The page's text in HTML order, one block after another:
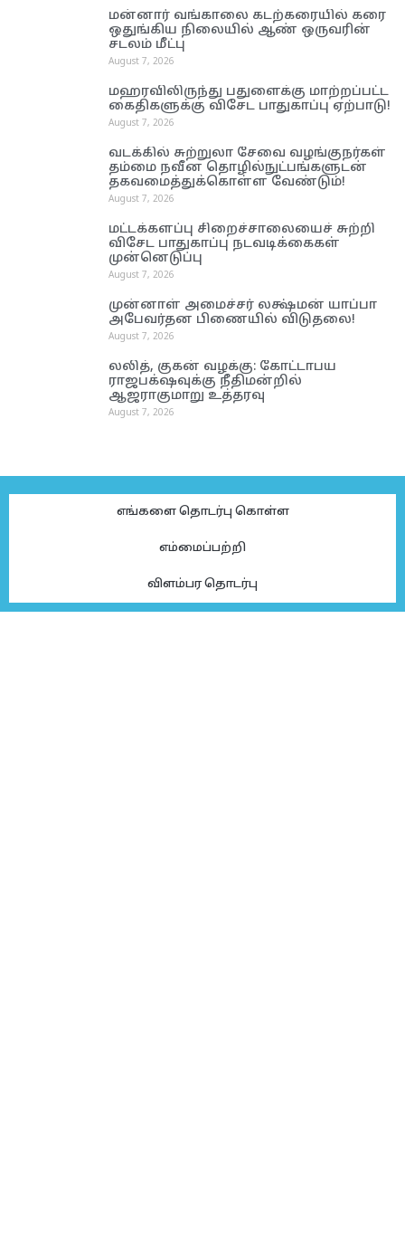
மன்னார் வங்காலை கடற்கரையில் கரை
ஒதுங்கிய நிலையில் ஆண் ஒருவரின்
சடலம் மீட்பு
August 7, 2026
மஹரவிலிருந்து பதுளைக்கு மாற்றப்பட்ட
கைதிகளுக்கு விசேட பாதுகாப்பு ஏற்பாடு!
August 7, 2026
வடக்கில் சுற்றுலா சேவை வழங்குநர்கள்
தம்மை நவீன தொழில்நுட்பங்களுடன்
தகவமைத்துக்கொள்ள வேண்டும்!
August 7, 2026
மட்டக்களப்பு சிறைச்சாலையைச் சுற்றி
விசேட பாதுகாப்பு நடவடிக்கைகள்
முன்னெடுப்பு
August 7, 2026
முன்னாள் அமைச்சர் லக்ஷ்மன் யாப்பா
அபேவர்தன பிணையில் விடுதலை!
August 7, 2026
லலித், குகன் வழக்கு: கோட்டாபய
ராஜபக்‌ஷவுக்கு நீதிமன்றில்
ஆஜராகுமாறு உத்தரவு
August 7, 2026
எங்களை தொடர்பு கொள்ள
எம்மைப்பற்றி
விளம்பர தொடர்பு